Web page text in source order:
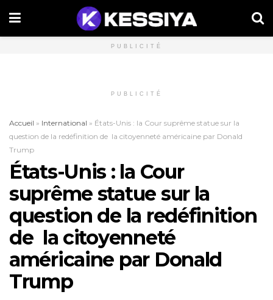
PUBLICITÉ
PUBLICITÉ
Accueil » International » États-Unis : la Cour suprême statue sur la
question de la redéfinition de la citoyenneté américaine par Donald
Trump
États-Unis : la Cour
suprême statue sur la
question de la redéfinition
de la citoyenneté
américaine par Donald
Trump